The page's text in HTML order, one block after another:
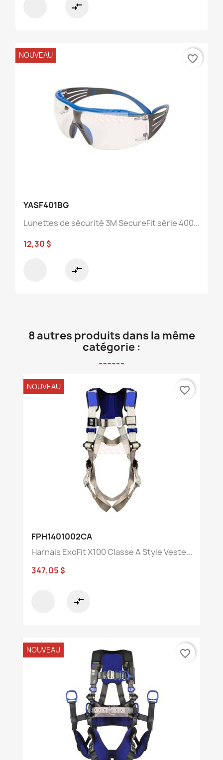
compare_arrows
YASF401BG
Lunettes de sécurité 3M SecureFit série 400...
12,30 $
compare_arrows
NOUVEAU favorite_border
8 autres produits dans la même
catégorie :
FPH1401002CA
Harnais ExoFit X100 Classe A Style Veste...
347,05 $
compare_arrows
NOUVEAU favorite_border
NOUVEAU favorite_border